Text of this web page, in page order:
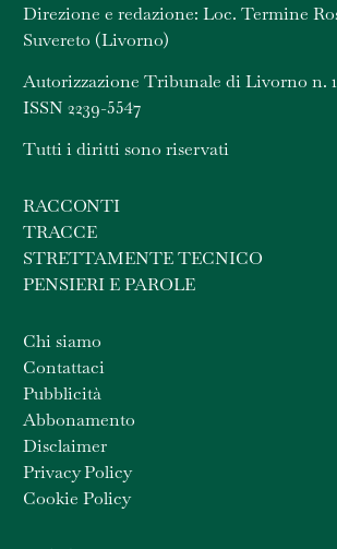
Direzione e redazione: Loc. Termine
Suvereto (Livorno)
Autorizzazione Tribunale di Livorno n.
ISSN 2239-5547
Tutti i diritti sono riservati
RACCONTI
TRACCE
STRETTAMENTE TECNICO
PENSIERI E PAROLE
Chi siamo
Contattaci
Pubblicità
Abbonamento
Disclaimer
Privacy Policy
Cookie Policy